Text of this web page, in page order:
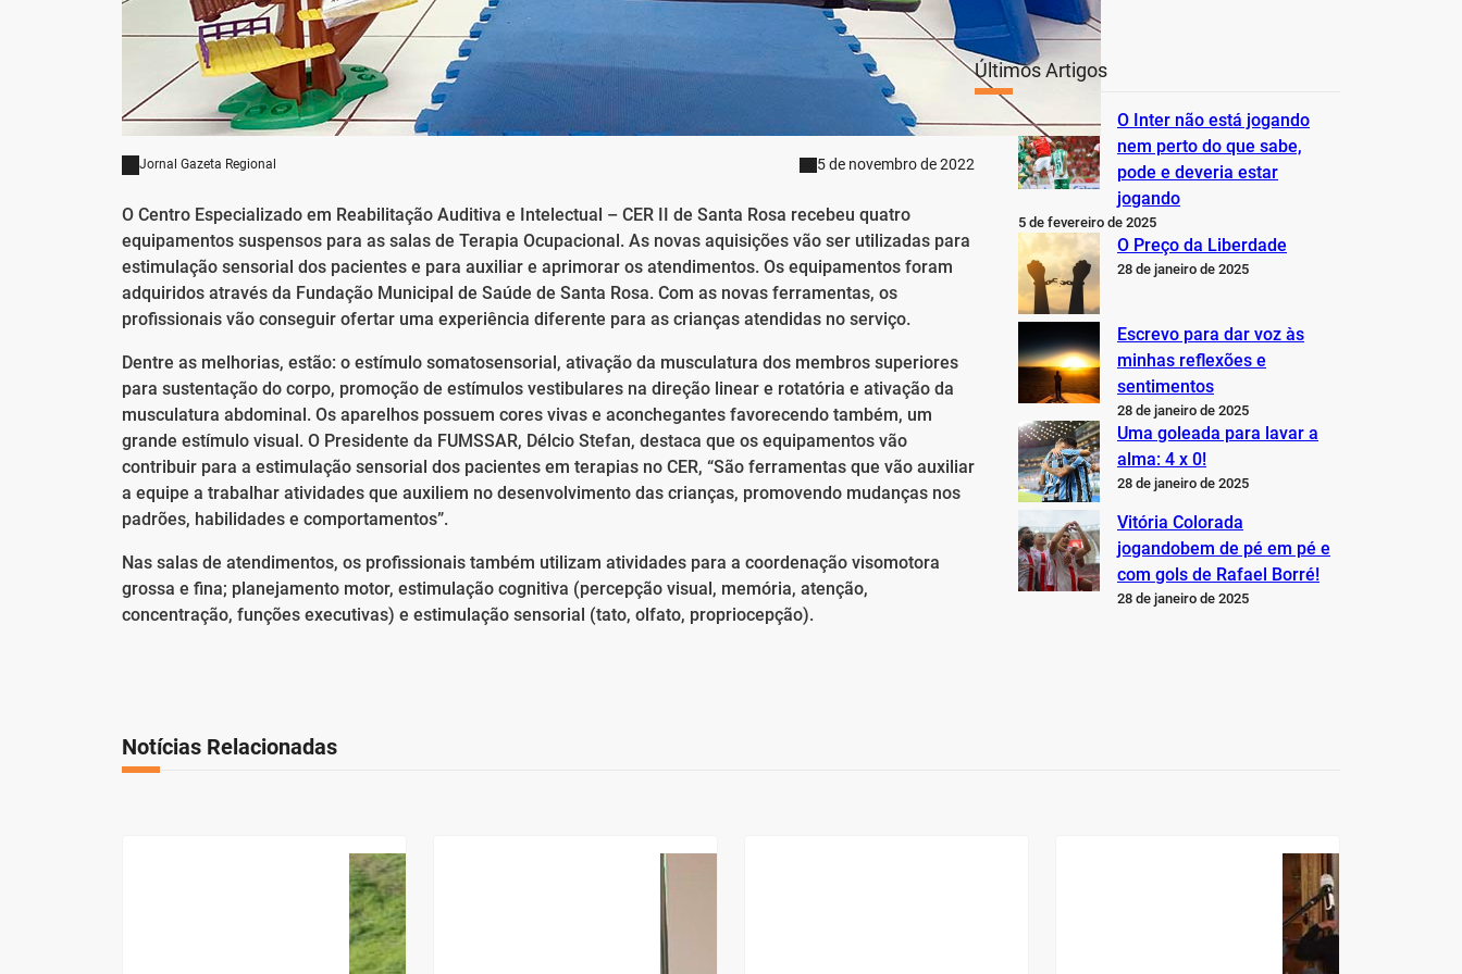
Jornal Gazeta Regional 5 de novembro de 2022
O Centro Especializado em Reabilitação Auditiva e Intelectual – CER II de Santa Rosa recebeu quatro
equipamentos suspensos para as salas de Terapia Ocupacional. As novas aquisições vão ser utilizadas para
estimulação sensorial dos pacientes e para auxiliar e aprimorar os atendimentos. Os equipamentos foram
adquiridos através da Fundação Municipal de Saúde de Santa Rosa. Com as novas ferramentas, os
profissionais vão conseguir ofertar uma experiência diferente para as crianças atendidas no serviço.
Dentre as melhorias, estão: o estímulo somatosensorial, ativação da musculatura dos membros superiores
para sustentação do corpo, promoção de estímulos vestibulares na direção linear e rotatória e ativação da
musculatura abdominal. Os aparelhos possuem cores vivas e aconchegantes favorecendo também, um
grande estímulo visual. O Presidente da FUMSSAR, Délcio Stefan, destaca que os equipamentos vão
contribuir para a estimulação sensorial dos pacientes em terapias no CER, “São ferramentas que vão auxiliar
a equipe a trabalhar atividades que auxiliem no desenvolvimento das crianças, promovendo mudanças nos
padrões, habilidades e comportamentos”.
Nas salas de atendimentos, os profissionais também utilizam atividades para a coordenação visomotora
grossa e fina; planejamento motor, estimulação cognitiva (percepção visual, memória, atenção,
concentração, funções executivas) e estimulação sensorial (tato, olfato, propriocepção).
Últimos Artigos
O Inter não está jogando
nem perto do que sabe,
pode e deveria estar
jogando
5 de fevereiro de 2025
O Preço da Liberdade
28 de janeiro de 2025
Escrevo para dar voz às
minhas reflexões e
sentimentos
28 de janeiro de 2025
Uma goleada para lavar a
alma: 4 x 0!
28 de janeiro de 2025
Vitória Colorada
jogandobem de pé em pé e
com gols de Rafael Borré!
28 de janeiro de 2025
Notícias Relacionadas